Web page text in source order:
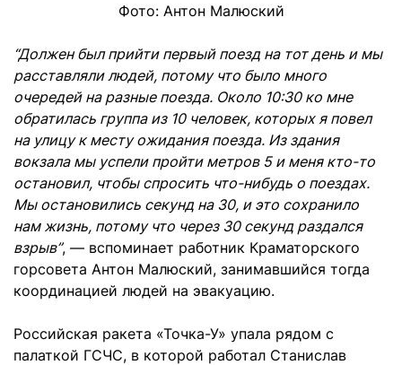
Фото: Антон Малюский
“Должен был прийти первый поезд на тот день и мы
расставляли людей, потому что было много
очередей на разные поезда. Около 10:30 ко мне
обратилась группа из 10 человек, которых я повел
на улицу к месту ожидания поезда. Из здания
вокзала мы успели пройти метров 5 и меня кто-то
остановил, чтобы спросить что-нибудь о поездах.
Мы остановились секунд на 30, и это сохранило
нам жизнь, потому что через 30 секунд раздался
взрыв”, — вспоминает работник Краматорского
горсовета Антон Малюский, занимавшийся тогда
координацией людей на эвакуацию.
Российская ракета «Точка-У» упала рядом с
палаткой ГСЧС, в которой работал Станислав